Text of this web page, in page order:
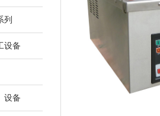
列
设备
设备